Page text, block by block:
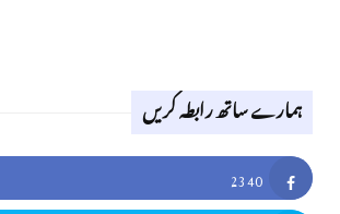
ہمارے ساتھ رابطہ کریں
2340